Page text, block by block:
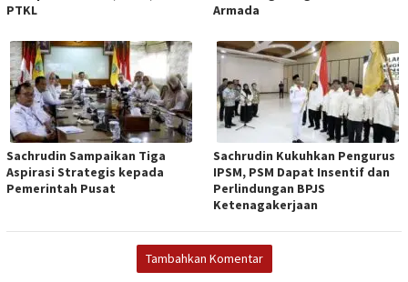
PTKL
Armada
Sachrudin Sampaikan Tiga
Aspirasi Strategis kepada
Pemerintah Pusat
Sachrudin Kukuhkan Pengurus
IPSM, PSM Dapat Insentif dan
Perlindungan BPJS
Ketenagakerjaan
Tambahkan Komentar